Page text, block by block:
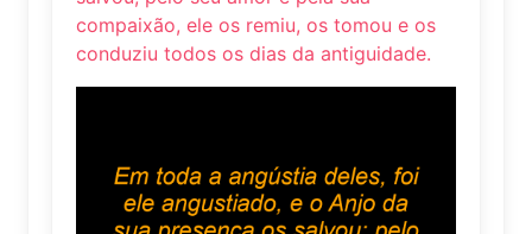
compaixão, ele os remiu, os tomou e os
conduziu todos os dias da antiguidade.